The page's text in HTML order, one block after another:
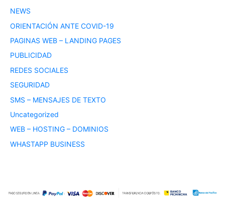
NEWS
ORIENTACIÓN ANTE COVID-19
PAGINAS WEB – LANDING PAGES
PUBLICIDAD
REDES SOCIALES
SEGURIDAD
SMS – MENSAJES DE TEXTO
Uncategorized
WEB – HOSTING – DOMINIOS
WHASTAPP BUSINESS